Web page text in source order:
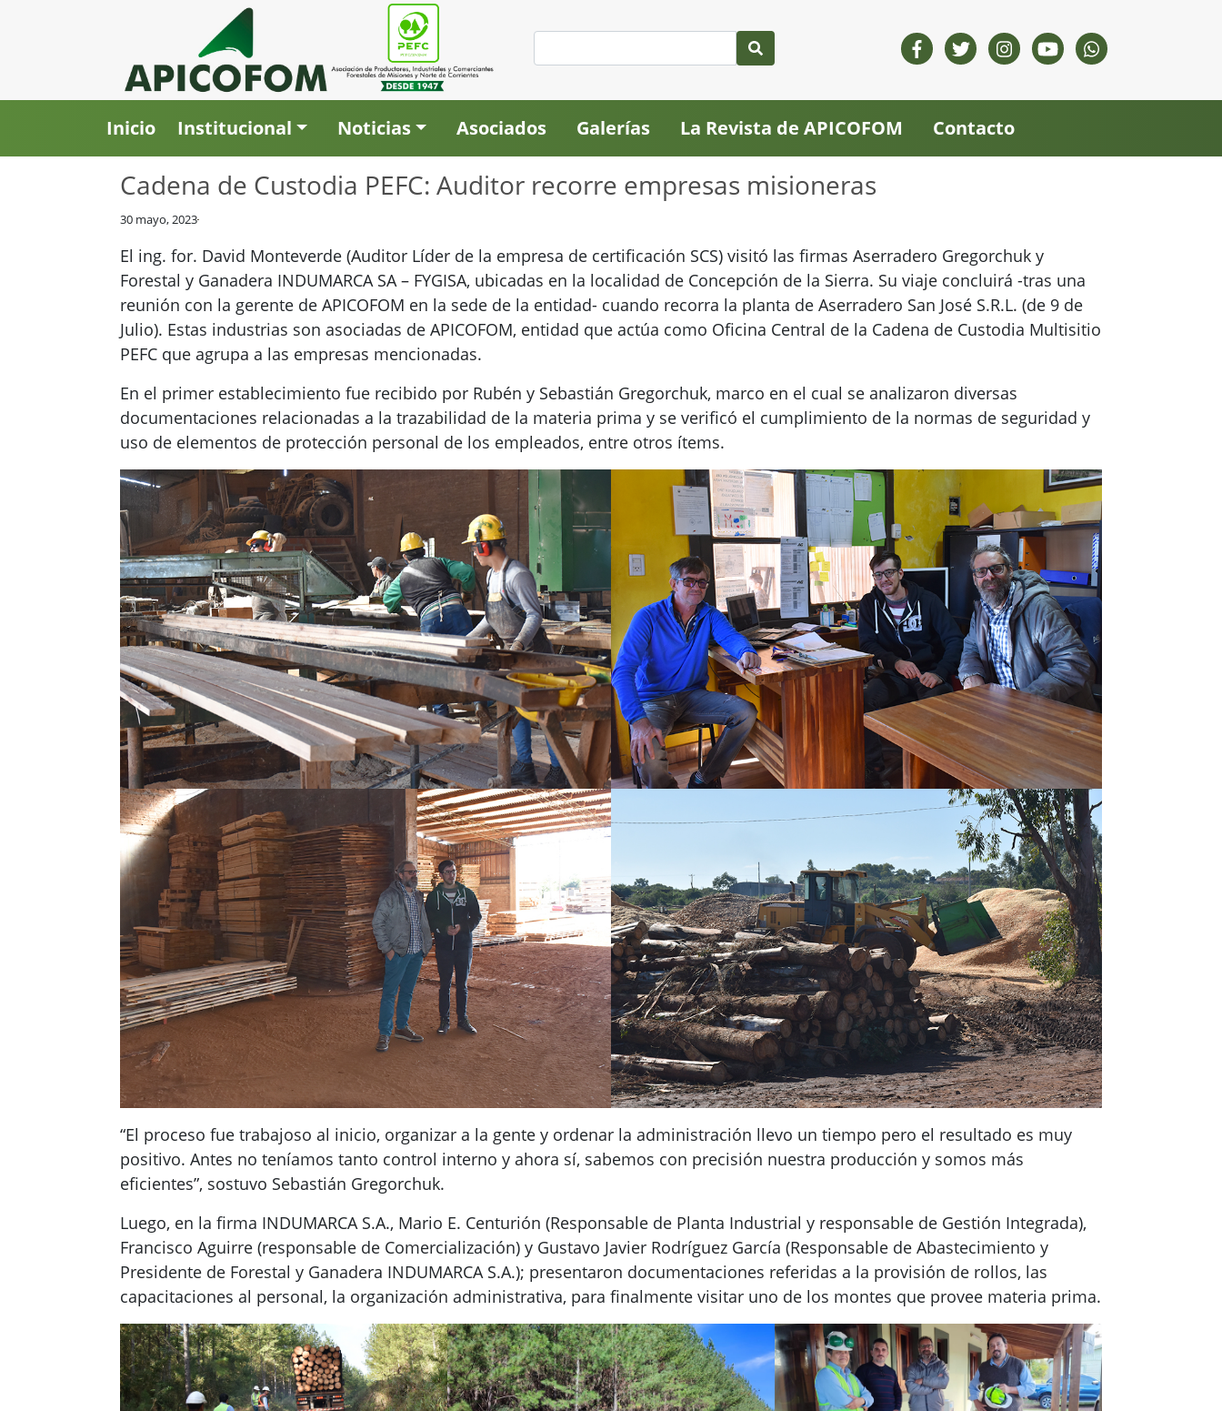
Inicio Institucional Noticias Asociados Galerías La Revista de APICOFOM Contacto
Cadena de Custodia PEFC: Auditor recorre empresas misioneras
30 mayo, 2023
El ing. for. David Monteverde (Auditor Líder de la empresa de certificación SCS) visitó las firmas Aserradero Gregorchuk y
Forestal y Ganadera INDUMARCA SA – FYGISA, ubicadas en la localidad de Concepción de la Sierra. Su viaje concluirá -tras una
reunión con la gerente de APICOFOM en la sede de la entidad- cuando recorra la planta de Aserradero San José S.R.L. (de 9 de
Julio). Estas industrias son asociadas de APICOFOM, entidad que actúa como Oficina Central de la Cadena de Custodia Multisitio
PEFC que agrupa a las empresas mencionadas.
En el primer establecimiento fue recibido por Rubén y Sebastián Gregorchuk, marco en el cual se analizaron diversas
documentaciones relacionadas a la trazabilidad de la materia prima y se verificó el cumplimiento de la normas de seguridad y
uso de elementos de protección personal de los empleados, entre otros ítems.
“El proceso fue trabajoso al inicio, organizar a la gente y ordenar la administración llevo un tiempo pero el resultado es muy
positivo. Antes no teníamos tanto control interno y ahora sí, sabemos con precisión nuestra producción y somos más
eficientes”, sostuvo Sebastián Gregorchuk.
Luego, en la firma INDUMARCA S.A., Mario E. Centurión (Responsable de Planta Industrial y responsable de Gestión Integrada),
Francisco Aguirre (responsable de Comercialización) y Gustavo Javier Rodríguez García (Responsable de Abastecimiento y
Presidente de Forestal y Ganadera INDUMARCA S.A.); presentaron documentaciones referidas a la provisión de rollos, las
capacitaciones al personal, la organización administrativa, para finalmente visitar uno de los montes que provee materia prima.